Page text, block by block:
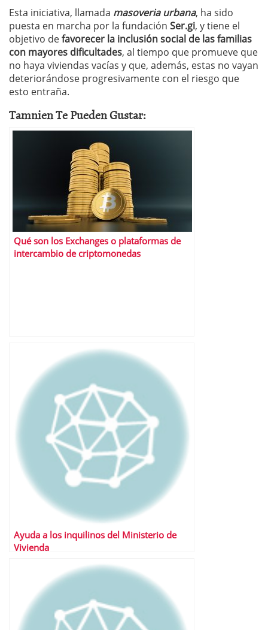
Esta iniciativa, llamada masoveria urbana, ha sido
puesta en marcha por la fundación Ser.gi, y tiene el
objetivo defavorecer la inclusión social de las familias
con mayores dificultades, al tiempo que promueve que
no haya viviendas vacías y que, además, estas no vayan
deteriorándose progresivamente con el riesgo que
esto entraña.
Tamnien Te Pueden Gustar:
Qué son los Exchanges o plataformas de
intercambio de criptomonedas
Ayuda a los inquilinos del Ministerio de
Vivienda